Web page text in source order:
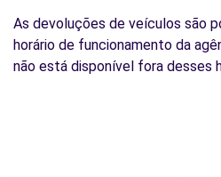
As devoluções de veículos são
horário de funcionamento da
não está disponível fora desses